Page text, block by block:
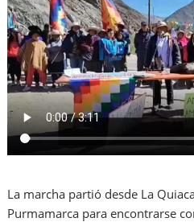
La marcha partió desde La
Purmamarca para encontrarse